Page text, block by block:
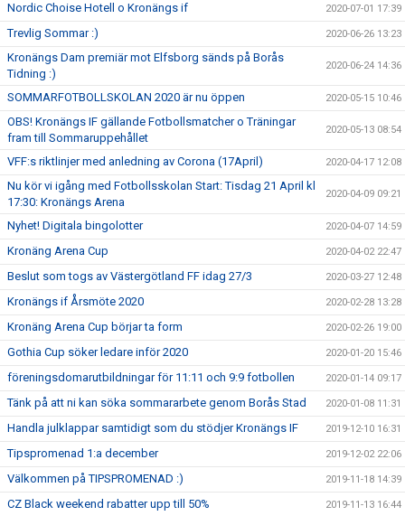
Nordic Choise Hotell o Kronängs if 2020-07-01 17:39
Trevlig Sommar :) 2020-06-26 13:23
Kronängs Dam premiär mot Elfsborg sänds på Borås
Tidning :)
2020-06-24 14:36
SOMMARFOTBOLLSKOLAN 2020 är nu öppen 2020-05-15 10:46
OBS! Kronängs IF gällande Fotbollsmatcher o Träningar
fram till Sommaruppehållet
2020-05-13 08:54
VFF:s riktlinjer med anledning av Corona (17April) 2020-04-17 12:08
Nu kör vi igång med Fotbollsskolan Start: Tisdag 21 April kl
17:30: Kronängs Arena
2020-04-09 09:21
Nyhet! Digitala bingolotter 2020-04-07 14:59
Kronäng Arena Cup 2020-04-02 22:47
Beslut som togs av Västergötland FF idag 27/3 2020-03-27 12:48
Kronängs if Årsmöte 2020 2020-02-28 13:28
Kronäng Arena Cup börjar ta form 2020-02-26 19:00
Gothia Cup söker ledare inför 2020 2020-01-20 15:46
föreningsdomarutbildningar för 11:11 och 9:9 fotbollen 2020-01-14 09:17
Tänk på att ni kan söka sommararbete genom Borås Stad 2020-01-08 11:31
Handla julklappar samtidigt som du stödjer Kronängs IF 2019-12-10 16:31
Tipspromenad 1:a december 2019-12-02 22:06
Välkommen på TIPSPROMENAD :) 2019-11-18 14:39
CZ Black weekend rabatter upp till 50% 2019-11-13 16:44